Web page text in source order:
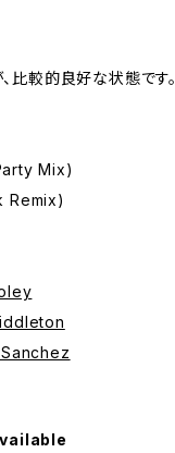
比較的良好な状態です。
Mix)
Remix)